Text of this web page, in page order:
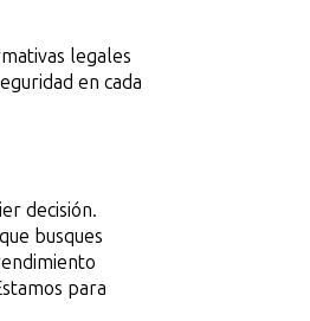
legales
en cada
decisión.
busques
para